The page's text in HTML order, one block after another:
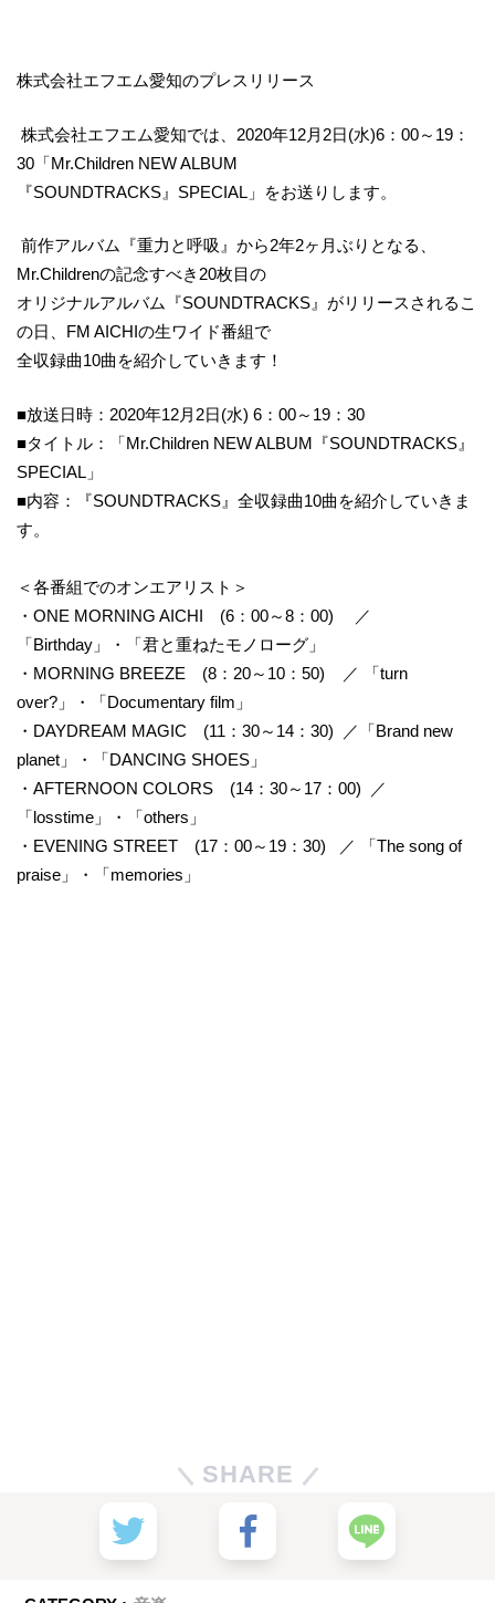
株式会社エフエム愛知のプレスリリース
株式会社エフエム愛知では、2020年12月2日(水)6：00～19：
30「Mr.Children NEW ALBUM
『SOUNDTRACKS』SPECIAL」をお送りします。
前作アルバム『重力と呼吸』から2年2ヶ月ぶりとなる、
Mr.Childrenの記念すべき20枚目の
オリジナルアルバム『SOUNDTRACKS』がリリースされるこ
の日、FM AICHIの生ワイド番組で
全収録曲10曲を紹介していきます！
■放送日時：2020年12月2日(水) 6：00～19：30
■タイトル：「Mr.Children NEW ALBUM『SOUNDTRACKS』
SPECIAL」
■内容：『SOUNDTRACKS』全収録曲10曲を紹介していきま
す。
＜各番組でのオンエアリスト＞
・ONE MORNING AICHI (6：00～8：00) ／
「Birthday」・「君と重ねたモノローグ」
・MORNING BREEZE (8：20～10：50) ／ 「turn
over?」・「Documentary film」
・DAYDREAM MAGIC (11：30～14：30) ／「Brand new
planet」・「DANCING SHOES」
・AFTERNOON COLORS (14：30～17：00) ／
「losstime」・「others」
・EVENING STREET (17：00～19：30) ／ 「The song of
praise」・「memories」
SHARE